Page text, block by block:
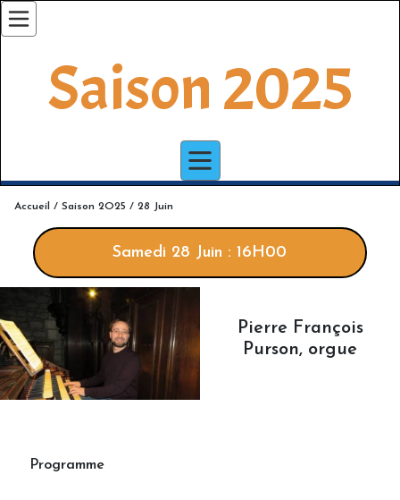
Saison 2025
Accueil / Saison 2O25 / 28 Juin
Samedi 28 Juin : 16H00
Pierre François
Purson, orgue
Programme